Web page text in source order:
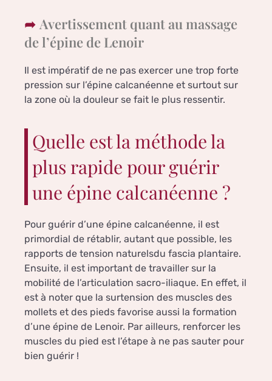
Avertissement quant au massage
de l’épine de Lenoir
Il est impératif de ne pas exercer une trop forte
pression sur l’épine calcanéenne et surtout sur
la zone où la douleur se fait le plus ressentir.
Quelle est la méthode la
plus rapide pour guérir
une épine calcanéenne ?
Pour guérir d’une épine calcanéenne, il est
primordial de rétablir, autant que possible, les
rapports de tension naturelsdu fascia plantaire.
Ensuite, il est important de travailler sur la
mobilité de l’articulation sacro-iliaque. En effet, il
est à noter que la surtension des muscles des
mollets et des pieds favorise aussi la formation
d’une épine de Lenoir. Par ailleurs, renforcer les
muscles du pied est l’étape à ne pas sauter pour
bien guérir !